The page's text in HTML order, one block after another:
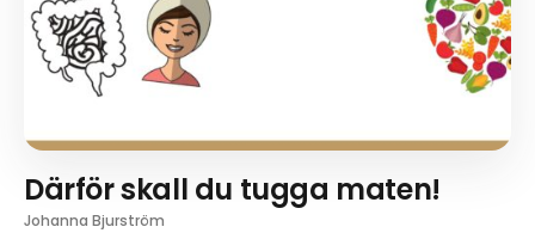
Därför skall du tugga maten!
Johanna Bjurström